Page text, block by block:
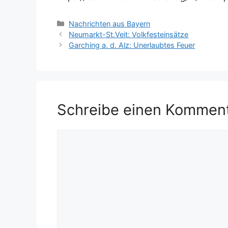
Kategorien
Nachrichten aus Bayern
Neumarkt-St.Veit: Volkfesteinsätze
Garching a. d. Alz: Unerlaubtes Feuer
Schreibe einen